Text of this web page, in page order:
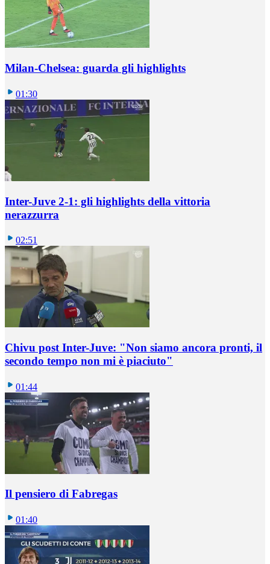
Milan-Chelsea: guarda gli highlights
01:30
Inter-Juve 2-1: gli highlights della vittoria
nerazzurra
02:51
Chivu post Inter-Juve: "Non siamo ancora pronti, il
secondo tempo non mi è piaciuto"
01:44
Il pensiero di Fabregas
01:40